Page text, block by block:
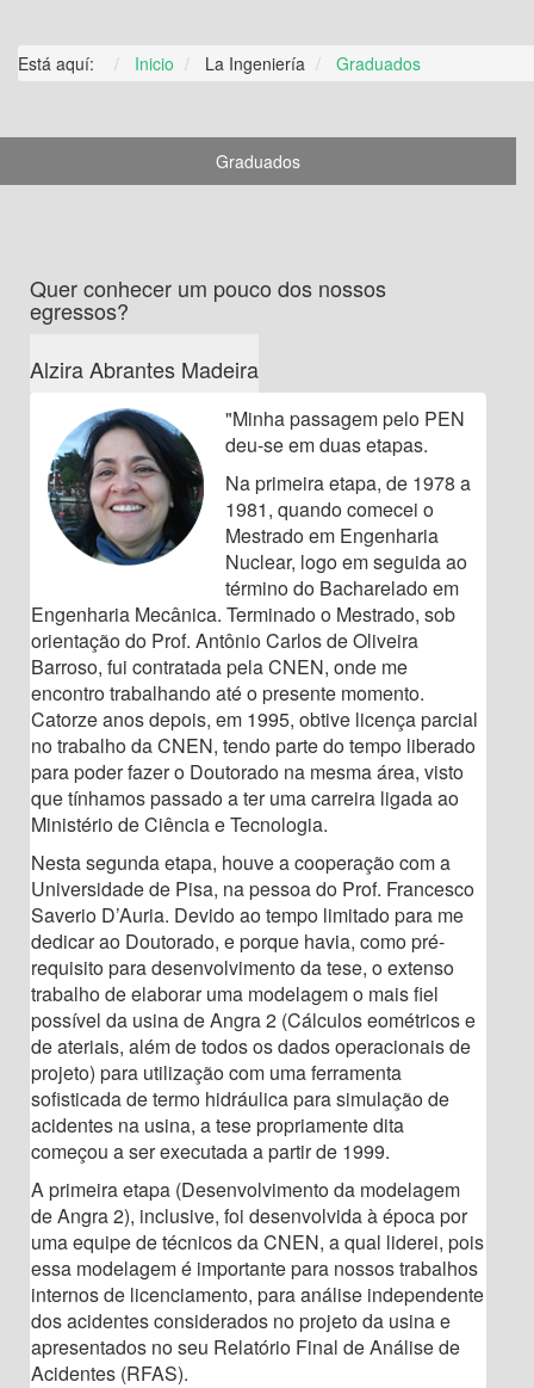
Está aquí: Inicio La Ingeniería Graduados
Graduados
Quer conhecer um pouco dos nossos
egressos?
Alzira Abrantes Madeira
"Minha passagem pelo PEN
deu-se em duas etapas.
Na primeira etapa, de 1978 a
1981, quando comecei o
Mestrado em Engenharia
Nuclear, logo em seguida ao
término do Bacharelado em
Engenharia Mecânica. Terminado o Mestrado, sob
orientação do Prof. Antônio Carlos de Oliveira
Barroso, fui contratada pela CNEN, onde me
encontro trabalhando até o presente momento.
Catorze anos depois, em 1995, obtive licença parcial
no trabalho da CNEN, tendo parte do tempo liberado
para poder fazer o Doutorado na mesma área, visto
que tínhamos passado a ter uma carreira ligada ao
Ministério de Ciência e Tecnologia.
Nesta segunda etapa, houve a cooperação com a
Universidade de Pisa, na pessoa do Prof. Francesco
Saverio D’Auria. Devido ao tempo limitado para me
dedicar ao Doutorado, e porque havia, como pré-
requisito para desenvolvimento da tese, o extenso
trabalho de elaborar uma modelagem o mais fiel
possível da usina de Angra 2 (Cálculos eométricos e
de ateriais, além de todos os dados operacionais de
projeto) para utilização com uma ferramenta
sofisticada de termo hidráulica para simulação de
acidentes na usina, a tese propriamente dita
começou a ser executada a partir de 1999.
A primeira etapa (Desenvolvimento da modelagem
de Angra 2), inclusive, foi desenvolvida à época por
uma equipe de técnicos da CNEN, a qual liderei, pois
essa modelagem é importante para nossos trabalhos
internos de licenciamento, para análise independente
dos acidentes considerados no projeto da usina e
apresentados no seu Relatório Final de Análise de
Acidentes (RFAS).